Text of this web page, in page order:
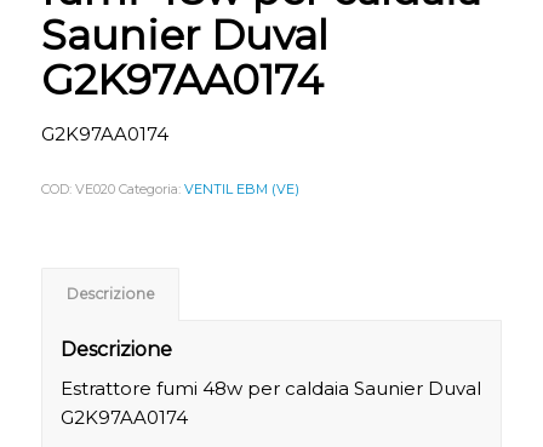
Saunier Duval
G2K97AA0174
G2K97AA0174
COD: VE020 Categoria: VENTIL EBM (VE)
Descrizione
Descrizione
Estrattore fumi 48w per caldaia Saunier Duval
G2K97AA0174